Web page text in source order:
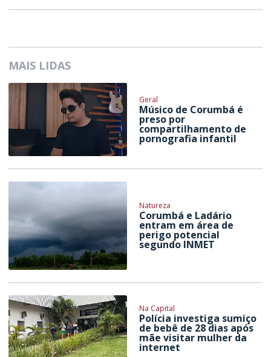
MAIS LIDAS
Geral
Músico de Corumbá é
preso por
compartilhamento de
pornografia infantil
Natureza
Corumbá e Ladário
entram em área de
perigo potencial
segundo INMET
Na Capital
Polícia investiga sumiço
de bebê de 28 dias após
mãe visitar mulher da
internet